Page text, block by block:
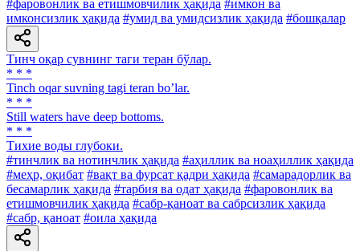
#фаровонлик ва етишмовчилик ҳақида #имкон ва
имконсизлик ҳақида #умид ва умидсизлик ҳақида #бошқалар
Тинч оқар сувнинг таги теран бўлар.
* * *
Tinch oqar suvning tagi teran bo’lar.
* * *
Still waters have deep bottoms.
* * *
Тихие воды глубоки.
#тинчлик ва нотинчлик ҳақида #аҳиллик ва ноаҳиллик ҳақида
#меҳр, оқибат #вақт ва фурсат қадри ҳақида #самарадорлик ва
бесамарлик ҳақида #тарбия ва одат ҳақида #фаровонлик ва
етишмовчилик ҳақида #сабр-қаноат ва сабрсизлик ҳақида
#сабр, қаноат #оила ҳақида